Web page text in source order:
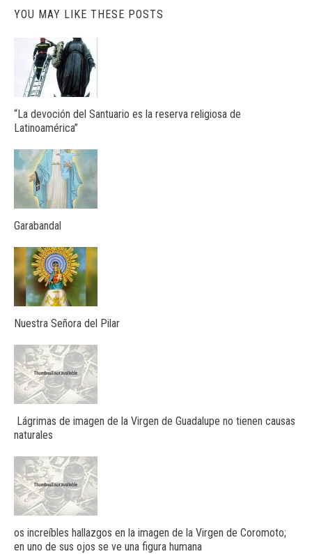
YOU MAY LIKE THESE POSTS
“La devoción del Santuario es la reserva religiosa de
Latinoamérica”
Garabandal
Nuestra Señora del Pilar
Lágrimas de imagen de la Virgen de Guadalupe no tienen causas
naturales
os increíbles hallazgos en la imagen de la Virgen de Coromoto;
en uno de sus ojos se ve una figura humana